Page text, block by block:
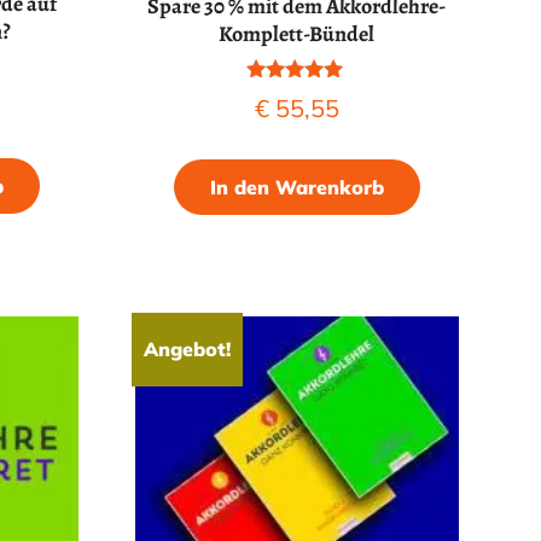
Komplett-Bündel
Bewertet mit
5.00
€55,55
In den Warenkorb
Angebot!